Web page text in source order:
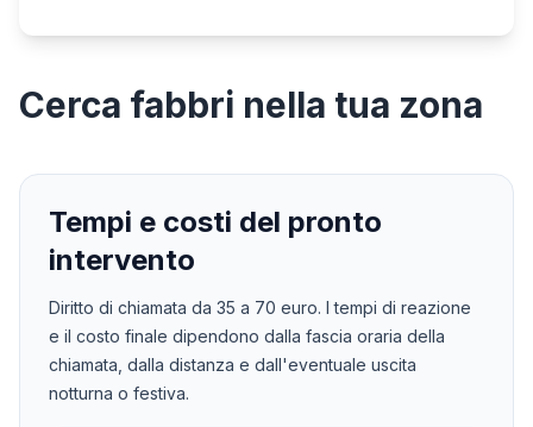
Cerca fabbri nella tua zona
Tempi e costi del pronto
intervento
Diritto di chiamata da 35 a 70 euro. I tempi di reazione
e il costo finale dipendono dalla fascia oraria della
chiamata, dalla distanza e dall'eventuale uscita
notturna o festiva.